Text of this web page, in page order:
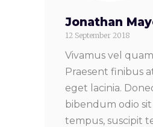
Jonathan
12 September 2018
Vivamus vel
Praesent finibus
eget lacinia.
bibendum odio
tempus, suscipit